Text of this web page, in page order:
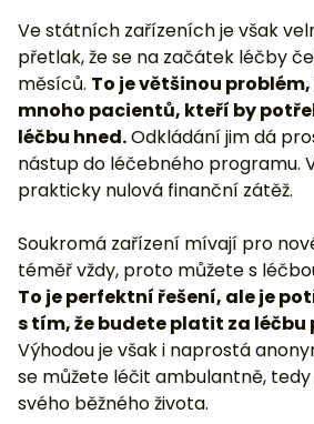
Ve státních zařízeních je však
přetlak, že se na začátek léčby
měsíců. To je většinou
mnoho pacientů, kteří by
léčbu hned.Odkládání jim dá
nástup do léčebného programu.
prakticky nulová finanční zátěž.
Soukromá zařízení mívají pro
téměř vždy, proto můžete s
To je perfektní řešení, ale je
s tím, že budete platit za
Výhodou je však i naprostá
se můžete léčit ambulantně,
svého běžného života.